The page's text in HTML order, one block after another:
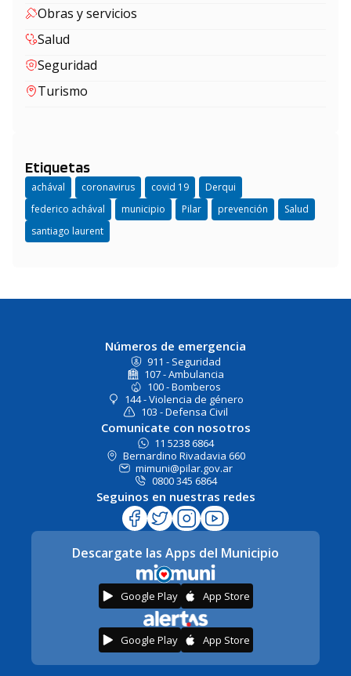
Obras y servicios
Salud
Seguridad
Turismo
Etiquetas
achával coronavirus covid 19
Derqui
federico achával
municipio Pilar prevención
Salud
santiago laurent
Números de emergencia
911 - Seguridad
107 - Ambulancia
100 - Bomberos
144 - Violencia de género
103 - Defensa Civil
Comunicate con nosotros
11 5238 6864
Bernardino Rivadavia 660
mimuni@pilar.gov.ar
0800 345 6864
Seguinos en nuestras redes
Descargate las Apps del Municipio
Google Play App Store
Google Play App Store